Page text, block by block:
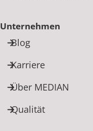
Unternehmen
Blog
Karriere
Über MEDIAN
Qualität